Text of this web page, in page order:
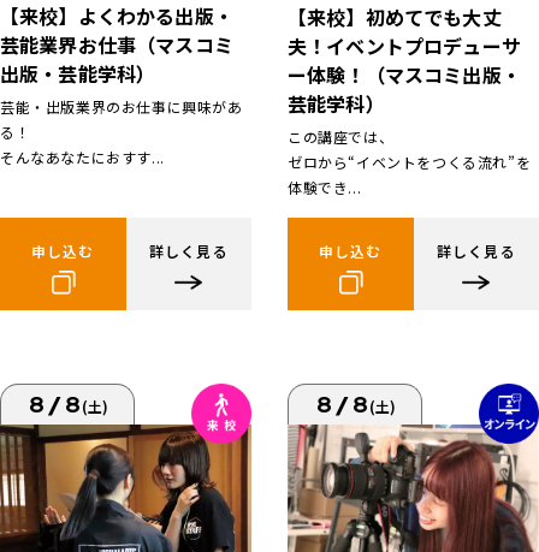
【来校】よくわかる出版・
芸能業界お仕事（マスコミ
出版・芸能学科）
芸能・出版業界のお仕事に興味があ
る！
そんなあなたにおすす...
申し込む 詳しく見る
【来校】初めてでも大丈
夫！イベントプロデューサ
ー体験！（マスコミ出版・
芸能学科）
この講座では、
ゼロから“イベントをつくる流れ”を
体験でき...
申し込む 詳しく見る
8/8(土) 8/8(土)